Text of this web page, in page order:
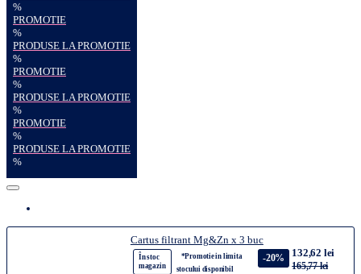
%
PROMOTIE
%
PRODUSE LA PROMOTIE
%
PROMOTIE
%
PRODUSE LA PROMOTIE
%
PROMOTIE
%
PRODUSE LA PROMOTIE
%
Cartus filtrant Mg&Zn x 3 buc
În stoc
magazin
*Promotie in limita
stocului disponibil
-20% 132,62 lei
165,77 lei